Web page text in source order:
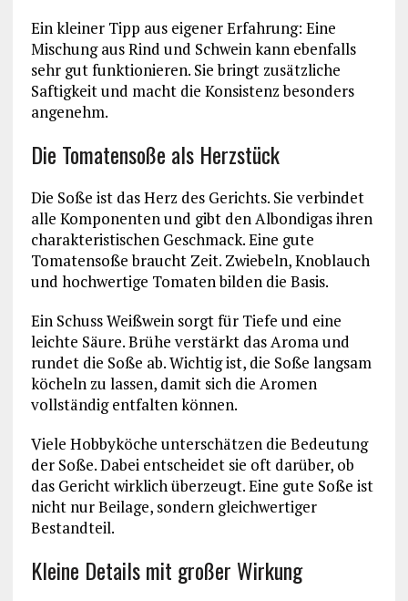
Ein kleiner Tipp aus eigener Erfahrung: Eine
Mischung aus Rind und Schwein kann ebenfalls
sehr gut funktionieren. Sie bringt zusätzliche
Saftigkeit und macht die Konsistenz besonders
angenehm.
Die Tomatensoße als Herzstück
Die Soße ist das Herz des Gerichts. Sie verbindet
alle Komponenten und gibt den Albondigas ihren
charakteristischen Geschmack. Eine gute
Tomatensoße braucht Zeit. Zwiebeln, Knoblauch
und hochwertige Tomaten bilden die Basis.
Ein Schuss Weißwein sorgt für Tiefe und eine
leichte Säure. Brühe verstärkt das Aroma und
rundet die Soße ab. Wichtig ist, die Soße langsam
köcheln zu lassen, damit sich die Aromen
vollständig entfalten können.
Viele Hobbyköche unterschätzen die Bedeutung
der Soße. Dabei entscheidet sie oft darüber, ob
das Gericht wirklich überzeugt. Eine gute Soße ist
nicht nur Beilage, sondern gleichwertiger
Bestandteil.
Kleine Details mit großer Wirkung